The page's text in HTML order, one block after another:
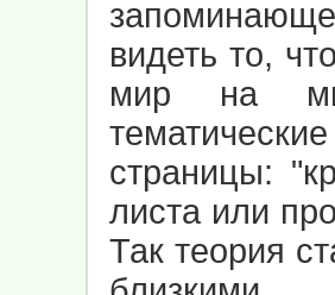
видеть то,
мир на
страницы:
листа или
Так теория